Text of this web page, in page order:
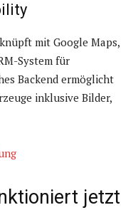
mit Google Maps,
System für
Backend ermöglicht
inklusive Bilder,
jetzt